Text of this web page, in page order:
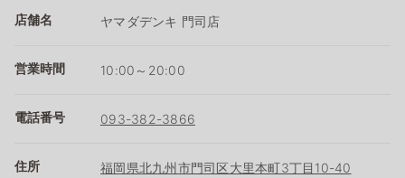
店舗名 ヤマダデンキ 門司店
営業時間 10:00～20:00
電話番号 093-382-3866
住所 福岡県北九州市門司区大里本町3丁目10-40